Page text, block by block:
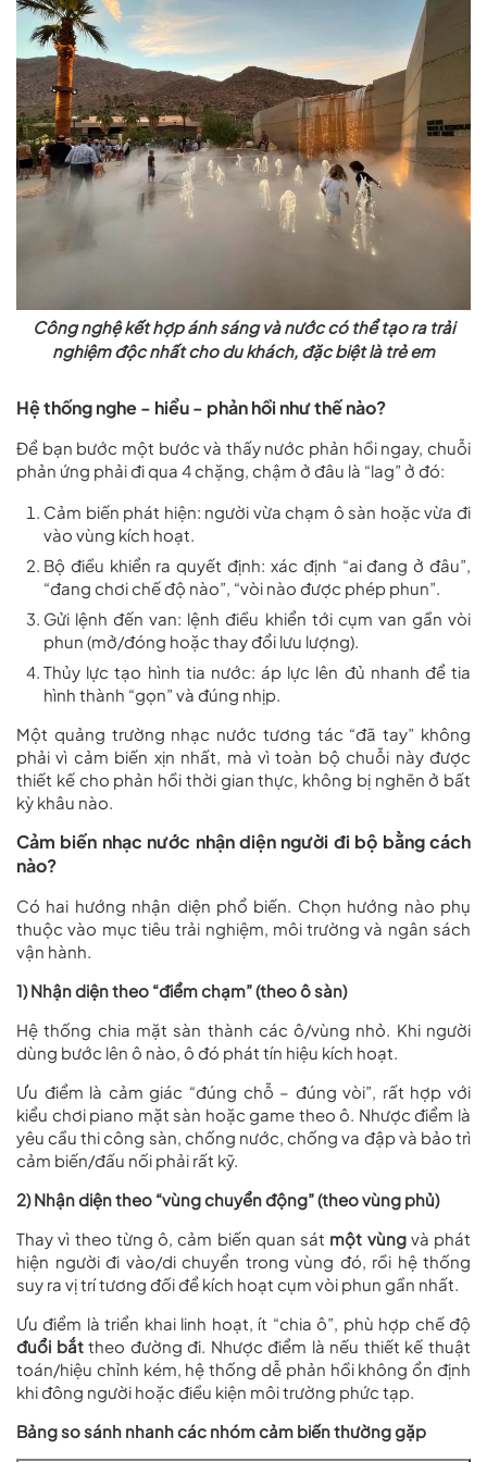
Công nghệ kết hợp ánh sáng và nước có thể tạo ra trải
nghiệm độc nhất cho du khách, đặc biệt là trẻ em
Hệ thống nghe - hiểu - phản hồi như thế nào?
Để bạn bước một bước và thấy nước phản hồi ngay, chuỗi
phản ứng phải đi qua 4 chặng, chậm ở đâu là “lag” ở đó:
Cảm biến phát hiện: người vừa chạm ô sàn hoặc vừa đi
vào vùng kích hoạt.
Bộ điều khiển ra quyết định: xác định “ai đang ở đâu”,
“đang chơi chế độ nào”, “vòi nào được phép phun”.
Gửi lệnh đến van: lệnh điều khiển tới cụm van gần vòi
phun (mở/đóng hoặc thay đổi lưu lượng).
Thủy lực tạo hình tia nước: áp lực lên đủ nhanh để tia
hình thành “gọn” và đúng nhịp.
Một quảng trường nhạc nước tương tác “đã tay” không
phải vì cảm biến xịn nhất, mà vì toàn bộ chuỗi này được
thiết kế cho phản hồi thời gian thực, không bị nghẽn ở bất
kỳ khâu nào.
Cảm biến nhạc nước nhận diện người đi bộ bằng cách
nào?
Có hai hướng nhận diện phổ biến. Chọn hướng nào phụ
thuộc vào mục tiêu trải nghiệm, môi trường và ngân sách
vận hành.
1) Nhận diện theo “điểm chạm” (theo ô sàn)
Hệ thống chia mặt sàn thành các ô/vùng nhỏ. Khi người
dùng bước lên ô nào, ô đó phát tín hiệu kích hoạt.
Ưu điểm là cảm giác “đúng chỗ – đúng vòi”, rất hợp với
kiểu chơi piano mặt sàn hoặc game theo ô. Nhược điểm là
yêu cầu thi công sàn, chống nước, chống va đập và bảo trì
cảm biến/đấu nối phải rất kỹ.
2) Nhận diện theo “vùng chuyển động” (theo vùng phủ)
Thay vì theo từng ô, cảm biến quan sát một vùngvà phát
hiện người đi vào/di chuyển trong vùng đó, rồi hệ thống
suy ra vị trí tương đối để kích hoạt cụm vòi phun gần nhất.
Ưu điểm là triển khai linh hoạt, ít “chia ô”, phù hợp chế độ
đuổi bắttheo đường đi. Nhược điểm là nếu thiết kế thuật
toán/hiệu chỉnh kém, hệ thống dễ phản hồi không ổn định
khi đông người hoặc điều kiện môi trường phức tạp.
Bảng so sánh nhanh các nhóm cảm biến thường gặp